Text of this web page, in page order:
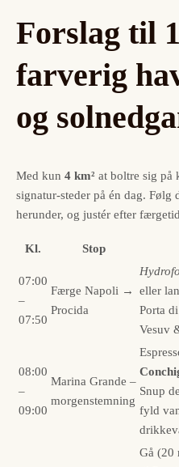
Forslag til
farverig
og
Med kun 4 km² at boltre sig på
signatur-steder på én dag. Følg
herunder, og justér efter
Kl. Stop
07:00
–
07:50
Færge Napoli →
Procida
eller
Porta
Vesuv
08:00
–
09:00
Marina Grande –
morgenstemning
Snup
fyld
Gå (20